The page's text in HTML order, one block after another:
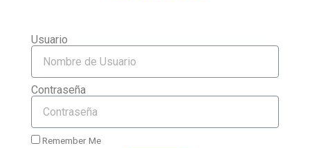
Usuario
Contraseña
Remember Me